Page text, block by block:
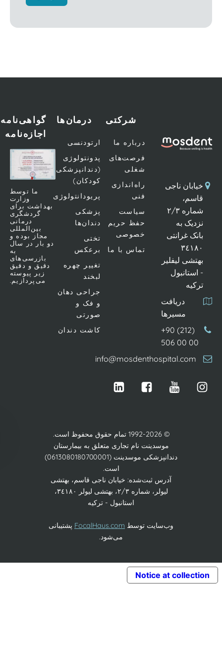
ناجی
به
غرانتی
لیفلیر
دریافت
مسیرها
+90 (212)
506 00
info@mosdenthospital.com
شرکتی
درباره ما
فرصت‌های
راه‌اندازی
سیاست
حفظ حریم
خصوصی
تماس با ما
درمان‌ها
ارتودنسی
پدونتولوژی
(دندانپزشکی
کودکان)
پریودانتولوژی
پزشکی
دندان‌ها
تختی
برعکس
تغییر چهره
جراحی دهان
و فک و
کاشت دندان
گواهی‌نامه
اجازه‌نامه
ما توسط
وزارت
بهداشت برای
گردشگری
بین‌المللی
مجاز بوده و
دو بار در سال
بازرسی‌های
دقیق و دقیق
زیر پیوسته
می‌پردازیم.
© 1992-2026 تمام حقوق محفوظ است.
موسدینت نام تجاری متعلق به بیمارستان
دندانپزشکی موسدینت (0613080180700001)
آدرس ثبت‌شده: خیابان ناجی قاسم، بهتشی
استانبول - ترکیه
وب‌سایت توسطFocalHaus.comپشتیبانی
Notice at